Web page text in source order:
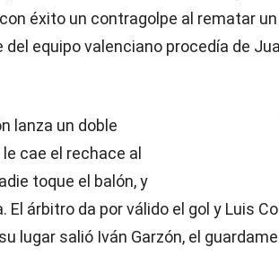
éxito un contragolpe al rematar
del equipo valenciano procedía de
lanza un doble
cae el rechace al
toque el balón, y
El árbitro da por válido el gol y Luis
lugar salió Iván Garzón, el